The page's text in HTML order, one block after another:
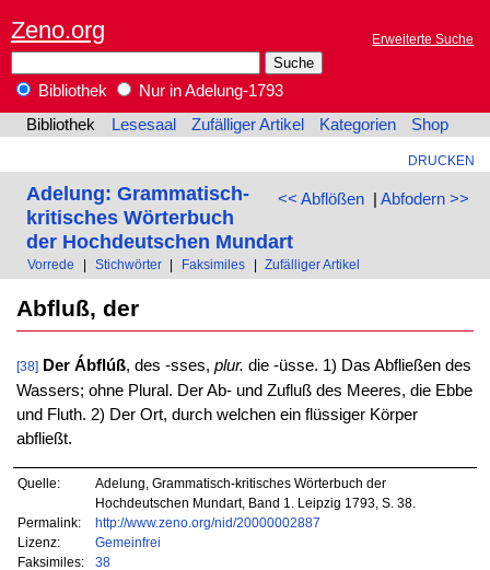
Zeno.org Erweiterte Suche
Bibliothek
Nur in Adelung-1793
Bibliothek
Lesesaal Zufälliger Artikel Kategorien Shop
DRUCKEN
<< Abflößen| Abfodern >>
Adelung: Grammatisch-
kritisches Wörterbuch
der Hochdeutschen Mundart
Vorrede Stichwörter Faksimiles Zufälliger Artikel
Abfluß, der
[38] Der Ábflúß, des -sses, plur. die -üsse. 1) Das Abfließen des
Wassers; ohne Plural. Der Ab- und Zufluß des Meeres, die Ebbe
und Fluth. 2) Der Ort, durch welchen ein flüssiger Körper
abfließt.
Quelle:
Adelung, Grammatisch-kritisches Wörterbuch der
Hochdeutschen Mundart, Band 1. Leipzig 1793, S. 38.
Permalink:
http://www.zeno.org/nid/20000002887
Lizenz:
Gemeinfrei
Faksimiles:
38